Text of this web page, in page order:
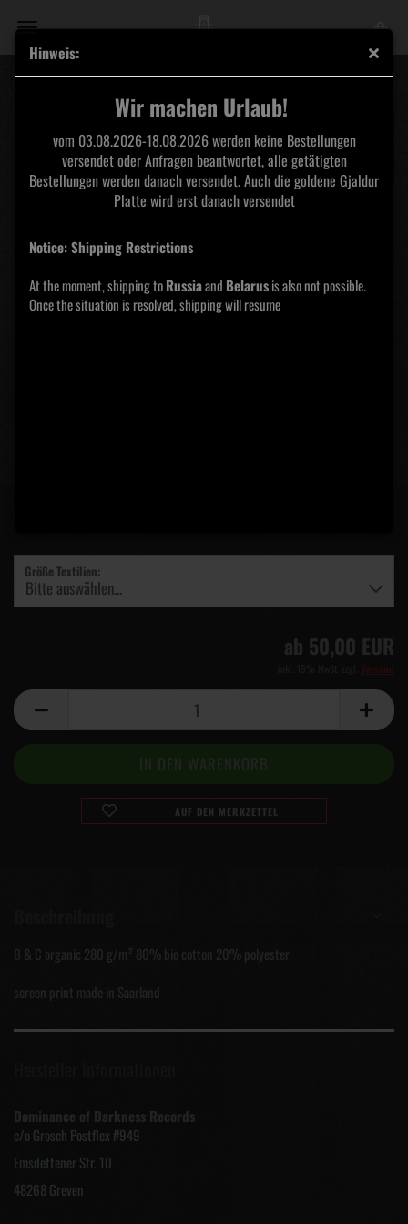
Hinweis:
Wir machen Urlaub!
vom 03.08.2026-18.08.2026 werden keine Bestellungen
versendet oder Anfragen beantwortet, alle getätigten
Bestellungen werden danach versendet. Auch die goldene Gjaldur
Platte wird erst danach versendet
Notice: Shipping Restrictions
At the moment, shipping toRussiaand Belarusis also not possible.
Once the situation is resolved, shipping will resume
Größe Textilien:
ab 50,00 EUR
Versand
AUF DEN MERKZETTEL
B & C organic 280 g/m² 80% bio cotton 20% polyester
screen print made in Saarland
Dominance of Darkness Records
c/o Grosch Postflex #949
Emsdettener Str. 10
48268 Greven